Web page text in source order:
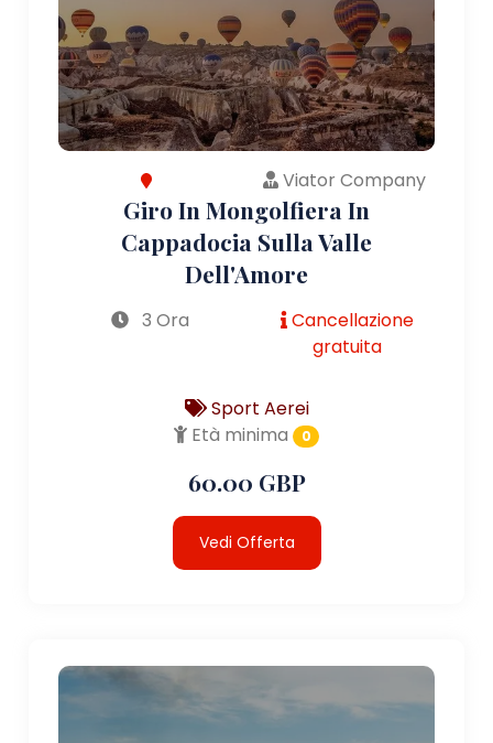
Viator Company
Giro In Mongolfiera In
Cappadocia Sulla Valle
Dell'Amore
3 Ora
Cancellazione
gratuita
Sport Aerei
Età minima
0
60.00 GBP
Vedi Offerta